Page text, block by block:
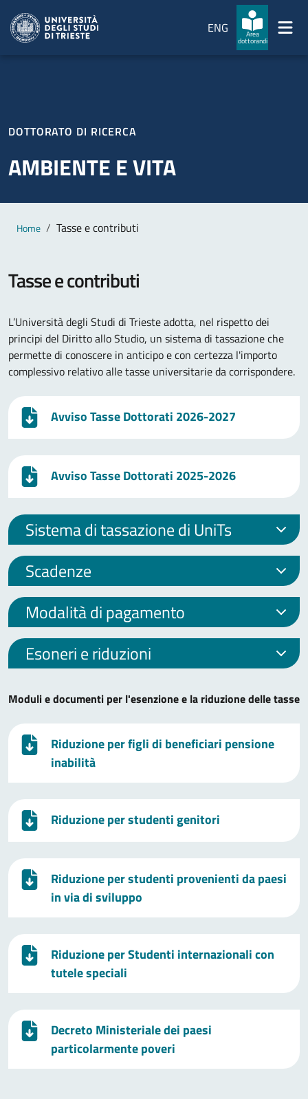
ENG
Area
dottorandi
DOTTORATO DI RICERCA
AMBIENTE E VITA
Contenuto principale
Breadcrumb
Home Tasse e contributi
Tasse e contributi
L’Università degli Studi di Trieste adotta, nel rispetto dei
principi del Diritto allo Studio, un sistema di tassazione che
permette di conoscere in anticipo e con certezza l'importo
complessivo relativo alle tasse universitarie da corrispondere.
Avviso Tasse Dottorati 2026-2027
Avviso Tasse Dottorati 2025-2026
Sistema di tassazione di UniTs
Scadenze
Modalità di pagamento
Esoneri e riduzioni
Moduli e documenti per l'esenzione e la riduzione delle tasse
Riduzione per figli di beneficiari pensione
inabilità
Riduzione per studenti genitori
Riduzione per studenti provenienti da paesi
in via di sviluppo
Riduzione per Studenti internazionali con
tutele speciali
Decreto Ministeriale dei paesi
particolarmente poveri